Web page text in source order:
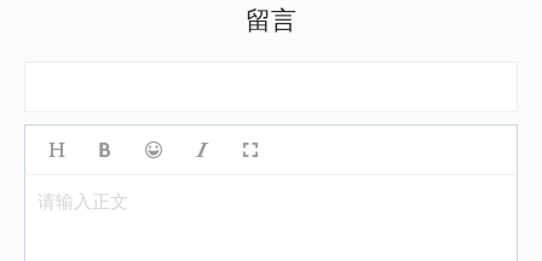
留言
请输入正文